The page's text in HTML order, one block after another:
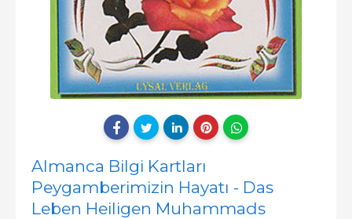
Almanca Bilgi Kartları
Peygamberimizin Hayatı - Das
Leben Heiligen Muhammads